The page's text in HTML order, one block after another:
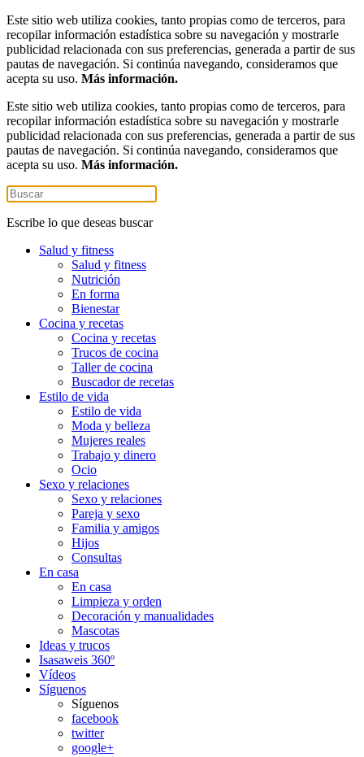
Este sitio web utiliza cookies, tanto propias como de terceros, para
recopilar información estadística sobre su navegación y mostrarle
publicidad relacionada con sus preferencias, generada a partir de sus
pautas de navegación. Si continúa navegando, consideramos que
acepta su uso. Más información.
Este sitio web utiliza cookies, tanto propias como de terceros, para
recopilar información estadística sobre su navegación y mostrarle
publicidad relacionada con sus preferencias, generada a partir de sus
pautas de navegación. Si continúa navegando, consideramos que
acepta su uso. Más información.
Escribe lo que deseas buscar
Salud y fitness
Salud y fitness
Nutrición
En forma
Bienestar
Cocina y recetas
Cocina y recetas
Trucos de cocina
Taller de cocina
Buscador de recetas
Estilo de vida
Estilo de vida
Moda y belleza
Mujeres reales
Trabajo y dinero
Ocio
Sexo y relaciones
Sexo y relaciones
Pareja y sexo
Familia y amigos
Hijos
Consultas
En casa
En casa
Limpieza y orden
Decoración y manualidades
Mascotas
Ideas y trucos
Isasaweis 360º
Vídeos
Síguenos
Síguenos
facebook
twitter
google+